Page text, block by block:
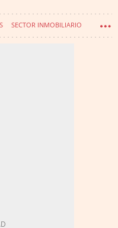
SECTOR INMOBILIARIO